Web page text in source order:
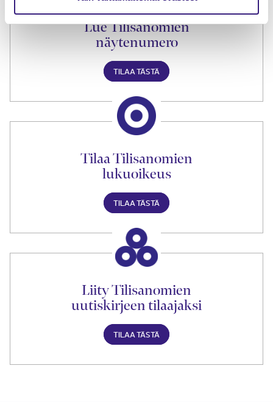
Lue Tilisanomien
näytenumero
TILAA TÄSTÄ
Tilaa Tilisanomien
lukuoikeus
TILAA TÄSTÄ
Liity Tilisanomien
uutiskirjeen tilaajaksi
TILAA TÄSTÄ